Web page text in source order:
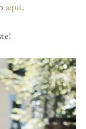
aquí.